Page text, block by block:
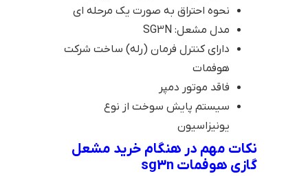
نحوه احتراق به صورت یک مرحله ای
مدل مشعل: SG3N
دارای کنترل فرمان (رله) ساخت شرکت
هوفمات
فاقد موتور دمپر
سیستم پایش سوخت از نوع
یونیزاسیون
نکات مهم در هنگام خرید مشعل
گازی هوفمات sg3n